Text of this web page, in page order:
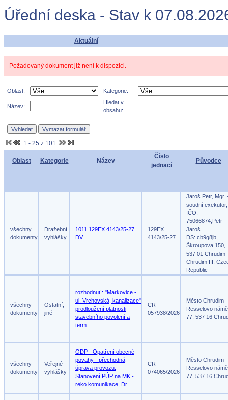
Úřední deska - Stav k
Aktuální
Požadovaný dokument již není k dispozici.
Oblast: Kategorie:
Název:
Hledat v
obsahu:
1 - 25 z 101
Oblast Kategorie Název
Číslo
jednací
Původce
všechny
dokumenty
Dražební
vyhlášky
1011 129EX 4143/25-27
DV
129EX
4143/25-27
Jaroš Petr, Mgr.
soudní exekutor,
IČO:
75066874,Petr
Jaroš
DS: cb9g8jb,
Škroupova 150,
537 01 Chrudim
Chrudim III,
Republic
všechny
dokumenty
Ostatní,
jiné
rozhodnutí: "Markovice -
ul. Vrchovská, kanalizace"
prodloužení platnosti
stavebního povolení a
term
CR
057938/2026
Město Chrudim
Resselovo
77, 537 16
všechny
dokumenty
Veřejné
vyhlášky
ODP - Opatření obecné
povahy - přechodná
úprava provozu:
Stanovení PÚP na MK -
reko komunikace, Dr.
CR
074065/2026
Město Chrudim
Resselovo
77, 537 16